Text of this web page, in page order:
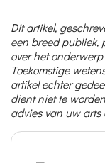
Dit artikel,
een breed publiek,
over het
Toekomstige
artikel echter
dient niet te
advies van uw arts